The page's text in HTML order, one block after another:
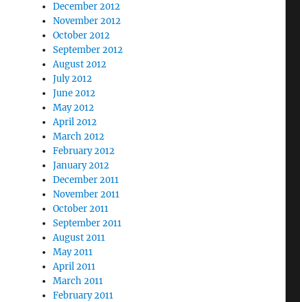
December 2012
November 2012
October 2012
September 2012
August 2012
July 2012
June 2012
May 2012
April 2012
March 2012
February 2012
January 2012
December 2011
November 2011
October 2011
September 2011
August 2011
May 2011
April 2011
March 2011
February 2011